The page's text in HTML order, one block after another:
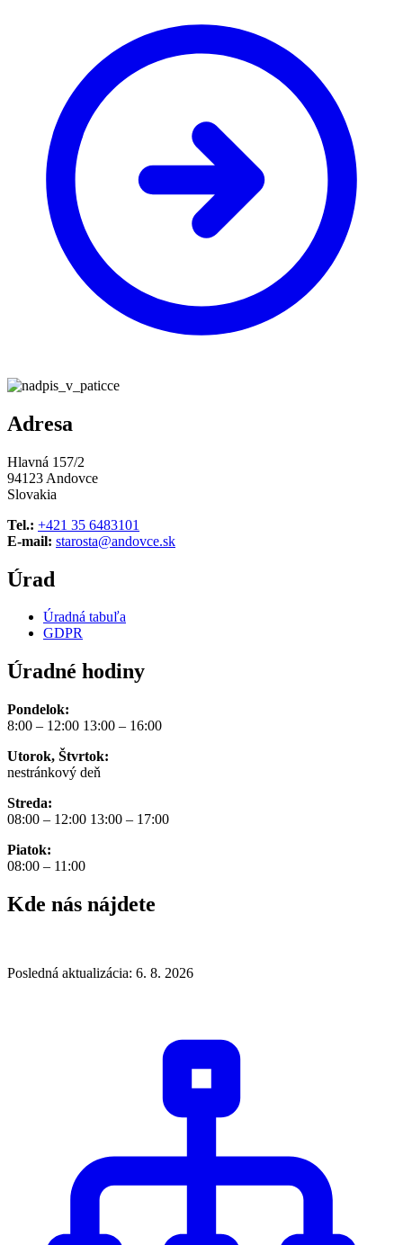
Adresa
Hlavná 157/2
94123 Andovce
Slovakia
Tel.: +421 35 6483101
E-mail: starosta@andovce.sk
Úrad
Úradná tabuľa
GDPR
Úradné hodiny
Pondelok:
8:00 – 12:00 13:00 – 16:00
Utorok, Štvrtok:
nestránkový deň
Streda:
08:00 – 12:00 13:00 – 17:00
Piatok:
08:00 – 11:00
Kde nás nájdete
Posledná aktualizácia: 6. 8. 2026